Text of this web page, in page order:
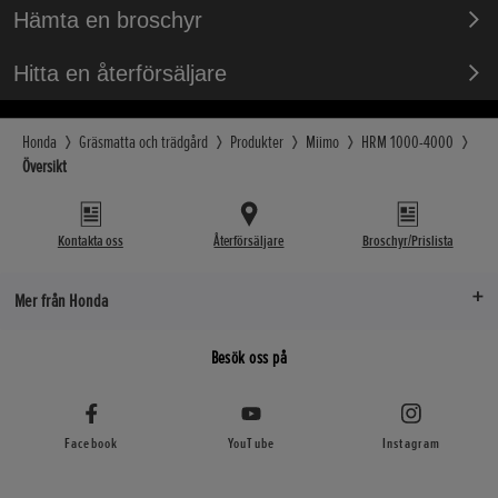
Hämta en broschyr
Hitta en återförsäljare
Honda Gräsmatta och trädgård Produkter Miimo
HRM 1000-4000
Översikt
Kontakta oss Återförsäljare Broschyr/Prislista
Mer från Honda
Besök oss på
Facebook YouTube Instagram